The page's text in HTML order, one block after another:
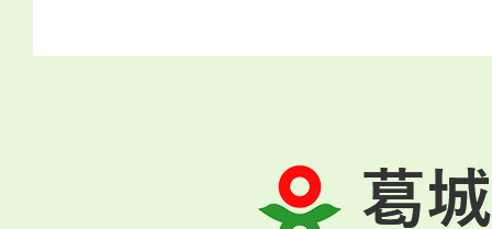
葛
城